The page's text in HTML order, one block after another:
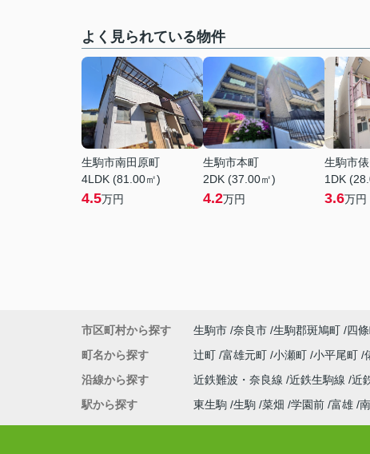
よく見られている物件
生駒市南田原町
4LDK (81.00㎡)
4.5万円
生駒市本町
2DK (37.00㎡)
4.2万円
生駒市
1DK
3.6万円
市区町村から探す 生駒市 奈良市 生駒郡斑鳩町 四
町名から探す
辻町 富雄元町 小瀬町 小平尾町
沿線から探す
近鉄難波・奈良線 近鉄生駒線 近
駅から探す
東生駒 生駒 菜畑 学園前 富雄